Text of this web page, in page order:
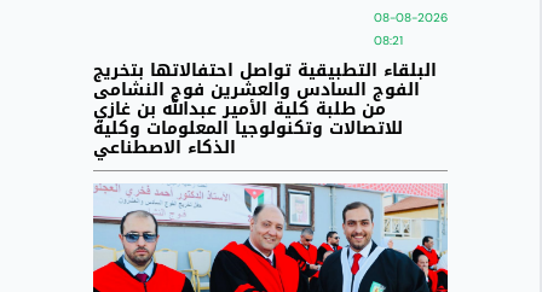
08-08-2026
08:21
البلقاء التطبيقية تواصل احتفالاتها بتخريج
الفوج السادس والعشرين فوج النشامى
من طلبة كلية الأمير عبدالله بن غازي
للاتصالات وتكنولوجيا المعلومات وكلية
الذكاء الاصطناعي